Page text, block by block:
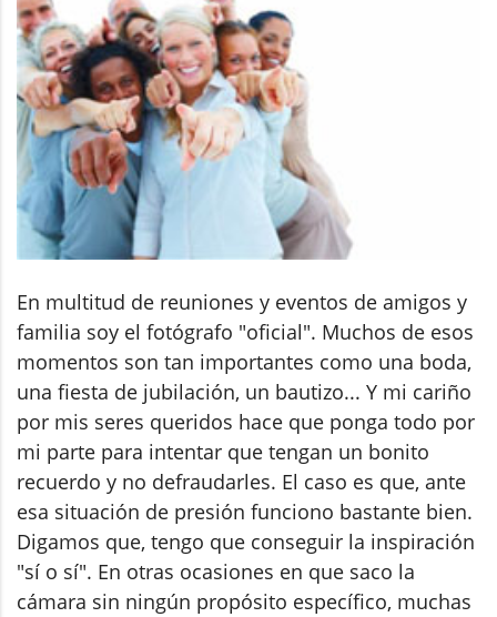
En multitud de reuniones y eventos de amigos y
familia soy el fotógrafo "oficial". Muchos de esos
momentos son tan importantes como una boda,
una fiesta de jubilación, un bautizo... Y mi cariño
por mis seres queridos hace que ponga todo por
mi parte para intentar que tengan un bonito
recuerdo y no defraudarles. El caso es que, ante
esa situación de presión funciono bastante bien.
Digamos que, tengo que conseguir la inspiración
"sí o sí". En otras ocasiones en que saco la
cámara sin ningún propósito específico, muchas